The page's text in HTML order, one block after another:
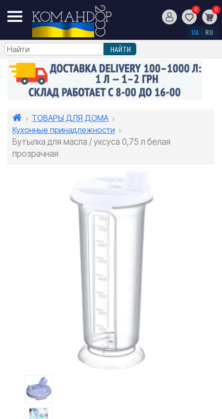
0 0
UA RU
ТОВАРЫ ДЛЯ ДОМА
Кухонные принадлежности
Бутылка для масла / уксуса 0,75 л белая
прозрачная